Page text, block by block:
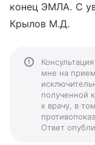
конец ЭМЛА. С
Крылов М.Д.
мне на
полученной
к врачу, в
Ответ